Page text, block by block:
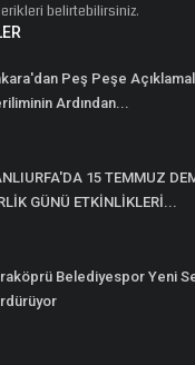
belirtebilirsiniz.
Peş Peşe
Ardından...
15 TEMMUZ
GÜNÜ ETKİNLİKLERİ...
Belediyespor Yeni